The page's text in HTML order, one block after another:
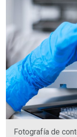
Fotografía de